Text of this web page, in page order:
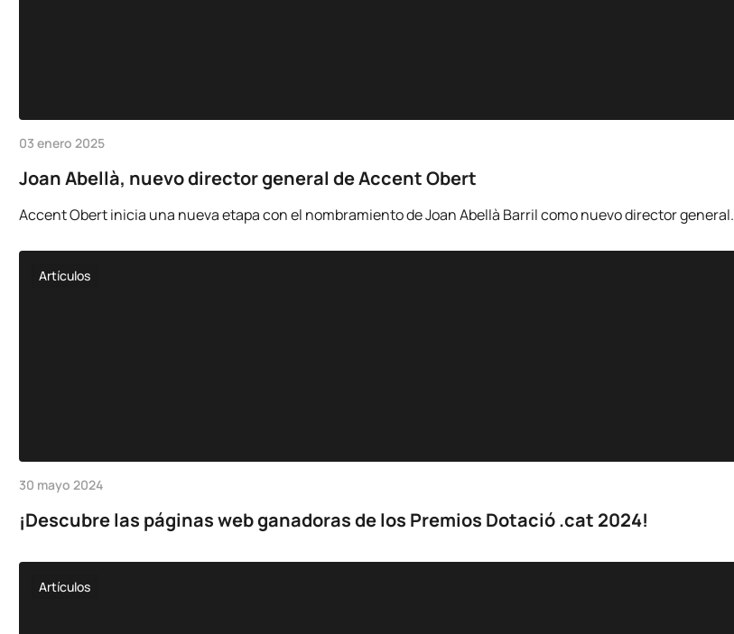
03 enero 2025
Joan Abellà, nuevo director general de Accent Obert
Accent Obert inicia una nueva etapa con el nombramiento de Joan Abellà Barril como nuevo director general.
Artículos
30 mayo 2024
¡Descubre las páginas web ganadoras de los Premios Dotació .cat 2024!
Artículos